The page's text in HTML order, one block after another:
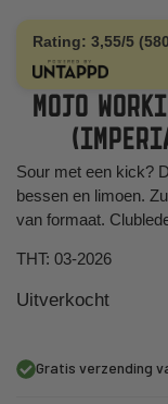
Rating: 3,55/5
MOJO
Sour met een kick?
bessen en limoen.
van formaat.
THT: 03-2026
Uitverkocht
Gratis verzending